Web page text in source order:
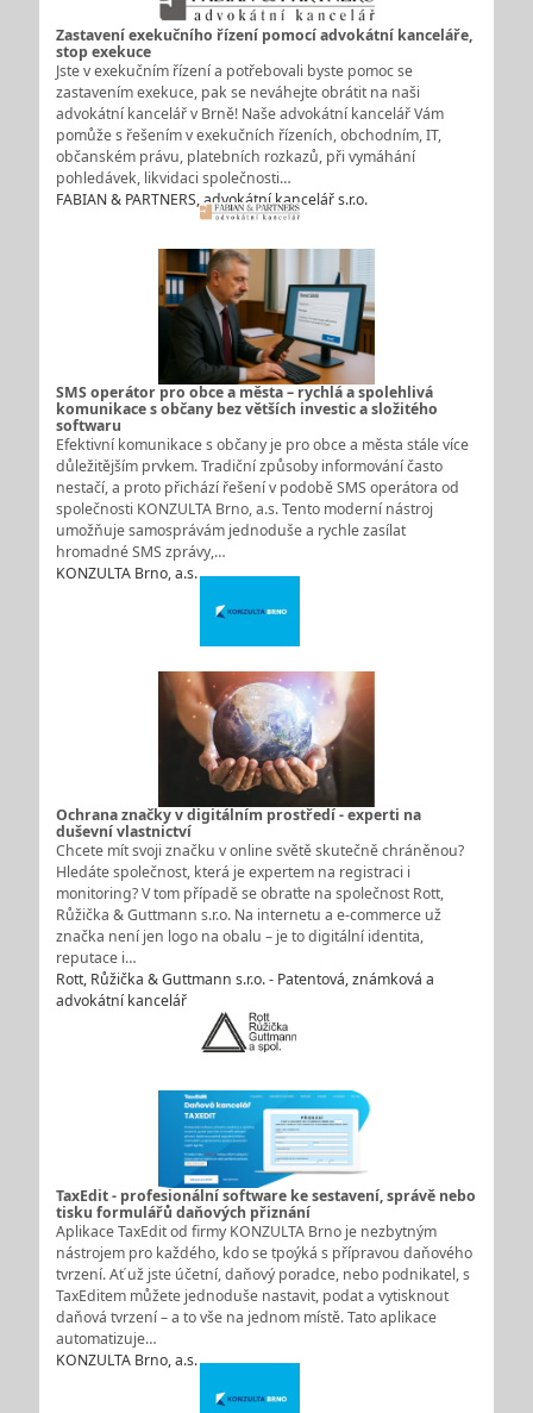
Zastavení exekučního řízení pomocí advokátní kanceláře,
stop exekuce
Jste v exekučním řízení a potřebovali byste pomoc se
zastavením exekuce, pak se neváhejte obrátit na naši
advokátní kancelář v Brně! Naše advokátní kancelář Vám
pomůže s řešením v exekučních řízeních, obchodním, IT,
občanském právu, platebních rozkazů, při vymáhání
pohledávek, likvidaci společnosti…
FABIAN & PARTNERS, advokátní kancelář s.r.o.
SMS operátor pro obce a města – rychlá a spolehlivá
komunikace s občany bez větších investic a složitého
softwaru
Efektivní komunikace s občany je pro obce a města stále více
důležitějším prvkem. Tradiční způsoby informování často
nestačí, a proto přichází řešení v podobě SMS operátora od
společnosti KONZULTA Brno, a.s. Tento moderní nástroj
umožňuje samosprávám jednoduše a rychle zasílat
hromadné SMS zprávy,…
KONZULTA Brno, a.s.
Ochrana značky v digitálním prostředí - experti na
duševní vlastnictví
Chcete mít svoji značku v online světě skutečně chráněnou?
Hledáte společnost, která je expertem na registraci i
monitoring? V tom případě se obraťte na společnost Rott,
Růžička & Guttmann s.r.o. Na internetu a e-commerce už
značka není jen logo na obalu – je to digitální identita,
reputace i…
Rott, Růžička & Guttmann s.r.o. - Patentová, známková a
advokátní kancelář
TaxEdit - profesionální software ke sestavení, správě nebo
tisku formulářů daňových přiznání
Aplikace TaxEdit od firmy KONZULTA Brno je nezbytným
nástrojem pro každého, kdo se tpoýká s přípravou daňového
tvrzení. Ať už jste účetní, daňový poradce, nebo podnikatel, s
TaxEditem můžete jednoduše nastavit, podat a vytisknout
daňová tvrzení – a to vše na jednom místě. Tato aplikace
automatizuje…
KONZULTA Brno, a.s.